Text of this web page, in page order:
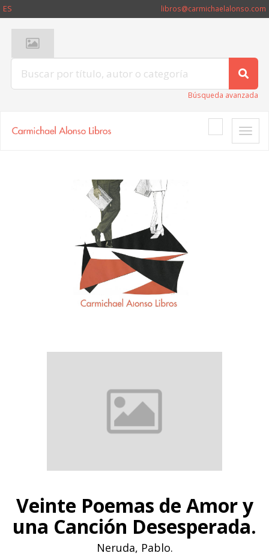
ES libros@carmichaelalonso.com
Búsqueda avanzada
Toggle
Veinte Poemas de Amor y
una Canción Desesperada.
Neruda, Pablo.